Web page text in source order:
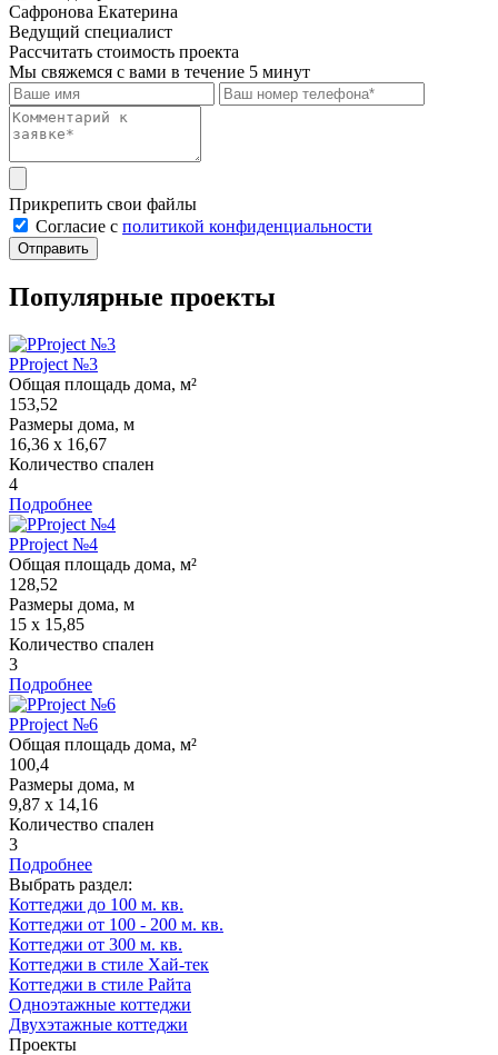
Сафронова Екатерина
Ведущий специалист
Рассчитать стоимость проекта
Мы свяжемся с вами в течение 5 минут
Прикрепить свои файлы
Cогласие с политикой конфиденциальности
Отправить
Популярные проекты
PProject №3
Общая площадь дома, м²
153,52
Размеры дома, м
16,36 х 16,67
Количество спален
4
Подробнее
PProject №4
Общая площадь дома, м²
128,52
Размеры дома, м
15 x 15,85
Количество спален
3
Подробнее
PProject №6
Общая площадь дома, м²
100,4
Размеры дома, м
9,87 х 14,16
Количество спален
3
Подробнее
Выбрать раздел:
Коттеджи до 100 м. кв.
Коттеджи от 100 - 200 м. кв.
Коттеджи от 300 м. кв.
Коттеджи в стиле Хай-тек
Коттеджи в стиле Райта
Одноэтажные коттеджи
Двухэтажные коттеджи
Проекты